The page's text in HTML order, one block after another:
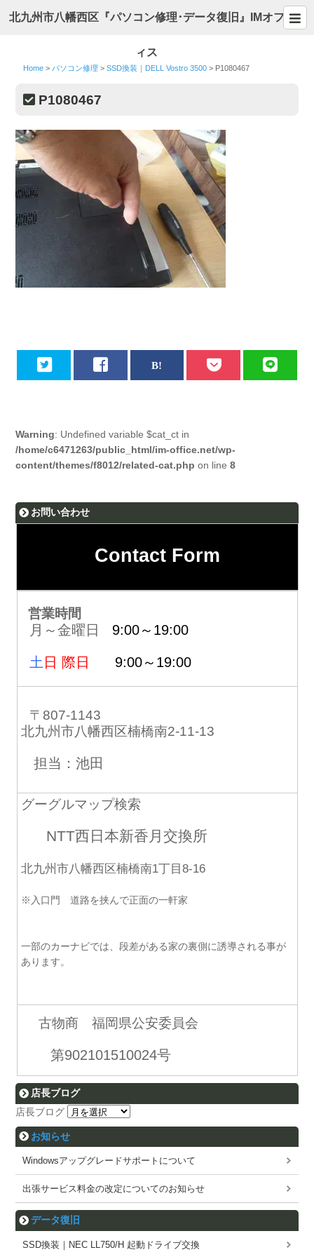
北九州市八幡西区『パソコン修理･データ復旧』IMオフ
ィス
Home > パソコン修理 >SSD換装｜DELL Vostro 3500 > P1080467
P1080467
Warning: Undefined variable $cat_ct in
/home/c6471263/public_html/im-office.net/wp-
content/themes/f8012/related-cat.php on line8
お問い合わせ
Contact Form
営業時間
月～金曜日 9:00～19:00
土 日 際日 9:00～19:00
〒807-1143
北九州市八幡西区楠橋南2-11-13
担当：池田
グーグルマップ検索
NTT西日本新香月交換所
北九州市八幡西区楠橋南1丁目8-16
※入口門 道路を挟んで正面の一軒家
一部のカーナビでは、段差がある家の裏側に誘導される事が
あります。
古物商 福岡県公安委員会
第902101510024号
店長ブログ
店長ブログ
お知らせ
Windowsアップグレードサポートについて
出張サービス料金の改定についてのお知らせ
データ復旧
SSD換装｜NEC LL750/H 起動ドライブ交換